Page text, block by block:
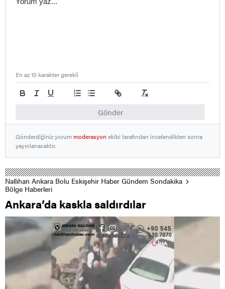
Gönder
En az 10 karakter gerekli
Gönderdiğiniz yorummoderasyon ekibi tarafından incelendikten sonra
yayınlanacaktır.
Nallıhan Ankara Bolu Eskişehir Haber Gündem Sondakika
Bölge Haberleri
Ankara’da kaskla saldırdılar